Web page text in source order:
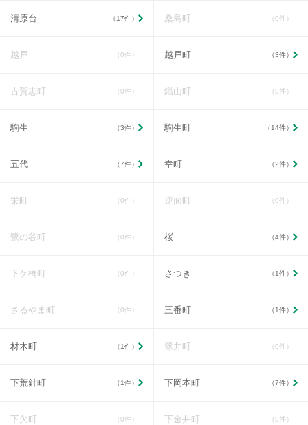
清原台 （17件） 桑島町 （0件）
越戸 （0件） 越戸町 （3件）
古賀志町 （0件） 鐺山町 （0件）
駒生 （3件） 駒生町 （14件）
五代 （7件） 幸町 （2件）
栄町 （0件） 逆面町 （0件）
鷺の谷町 （0件） 桜 （4件）
下ケ橋町 （0件） さつき （1件）
さるやま町 （0件） 三番町 （1件）
材木町 （1件） 篠井町 （0件）
下荒針町 （1件） 下岡本町 （7件）
下欠町 （0件） 下金井町 （0件）